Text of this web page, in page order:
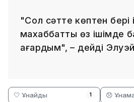
"Сол сәтте көптен бері
махаббаттың өз ішімде
аңғардым", – дейді
🤍 Ұнайды 1 😞